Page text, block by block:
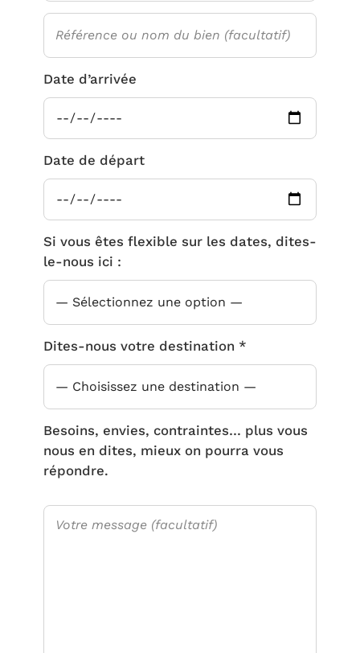
Date d’arrivée
Date de départ
Si vous êtes flexible sur les dates, dites-
le-nous ici :
Dites-nous votre destination *
Besoins, envies, contraintes… plus vous
nous en dites, mieux on pourra vous
répondre.